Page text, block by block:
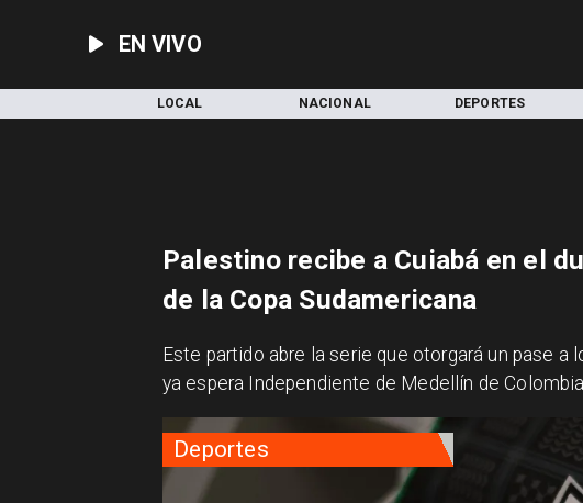
EN VIVO
LOCAL NACIONAL DEPORTES
Deportes
Palestino recibe a Cuiabá en el
de la Copa Sudamericana
Este partido abre la serie que otorgará un pase
ya espera Independiente de Medellín de